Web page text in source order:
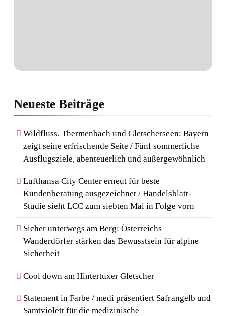
Neueste Beiträge
Wildfluss, Thermenbach und Gletscherseen: Bayern
zeigt seine erfrischende Seite / Fünf sommerliche
Ausflugsziele, abenteuerlich und außergewöhnlich
Lufthansa City Center erneut für beste
Kundenberatung ausgezeichnet / Handelsblatt-
Studie sieht LCC zum siebten Mal in Folge vorn
Sicher unterwegs am Berg: Österreichs
Wanderdörfer stärken das Bewusstsein für alpine
Sicherheit
Cool down am Hintertuxer Gletscher
Statement in Farbe / medi präsentiert Safrangelb und
Samtviolett für die medizinische